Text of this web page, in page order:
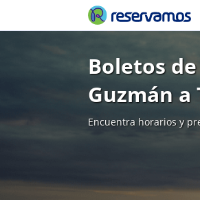
Boletos
Guzmán a
Encuentra horarios y